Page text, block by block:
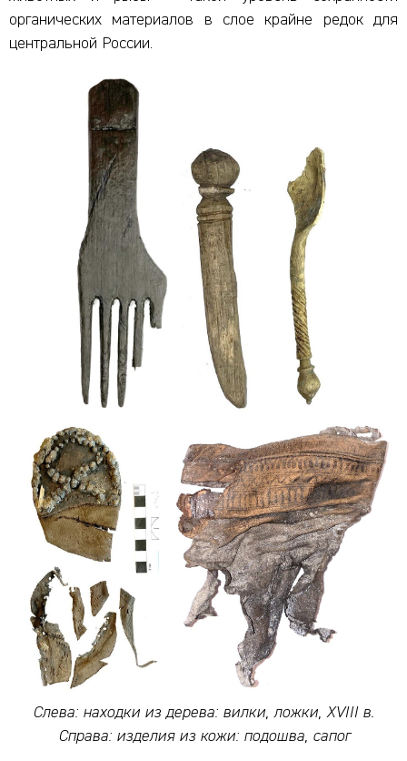
органических материалов в слое крайне редок для
центральной России.
Слева: находки из дерева: вилки, ложки, XVIII в.
Справа: изделия из кожи: подошва, сапог